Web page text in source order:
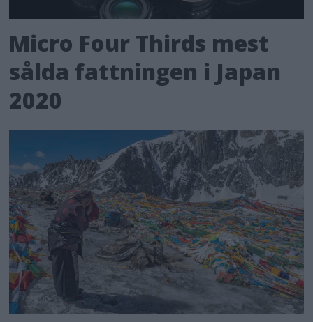
Micro Four Thirds mest
sålda fattningen i Japan
2020